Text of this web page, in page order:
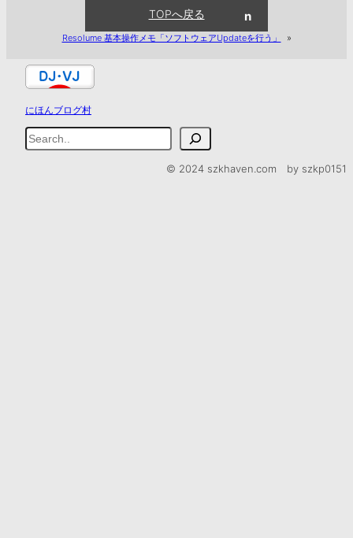
n
TOPへ戻る
Resolume 基本操作メモ「ソフトウェアUpdateを行う」 »
にほんブログ村
検
索
© 2024 szkhaven.com by szkp0151